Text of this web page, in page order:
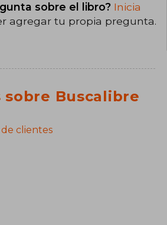
sobre el libro? Inicia
agregar tu propia pregunta.
sobre Buscalibre
de clientes